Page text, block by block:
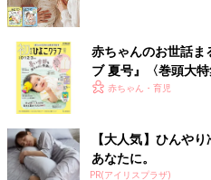
赤ちゃんのお世話ま
ブ 夏号』〈巻頭大
く！ おっぱい・ミ
赤ちゃん・育児
【大人気】ひんや
あなたに。
PR(アイリスプラザ)